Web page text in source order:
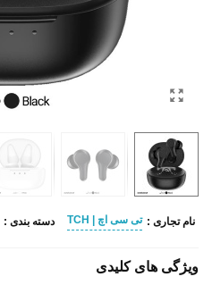
نام تجاری : تی سی اچ | TCH دسته بندی :
ویژگی های کلیدی